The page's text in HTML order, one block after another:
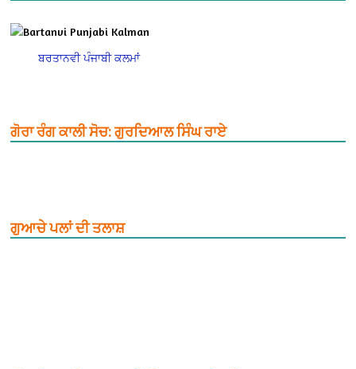
ਬਰਤਾਨਵੀ ਪੰਜਾਬੀ ਕਲਮਾਂ
ਗੋਰਾ ਰੰਗ ਕਾਲੀ ਸੋਚ: ਗੁਰਦਿਆਲ ਸਿੰਘ ਰਾਏ
ਗੁਆਚੇ ਪਲਾਂ ਦੀ ਤਲਾਸ਼